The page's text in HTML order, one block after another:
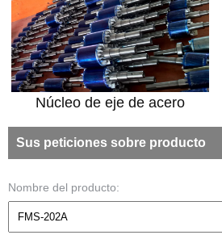
Núcleo de eje de acero
Sus peticiones sobre producto
Nombre del producto: